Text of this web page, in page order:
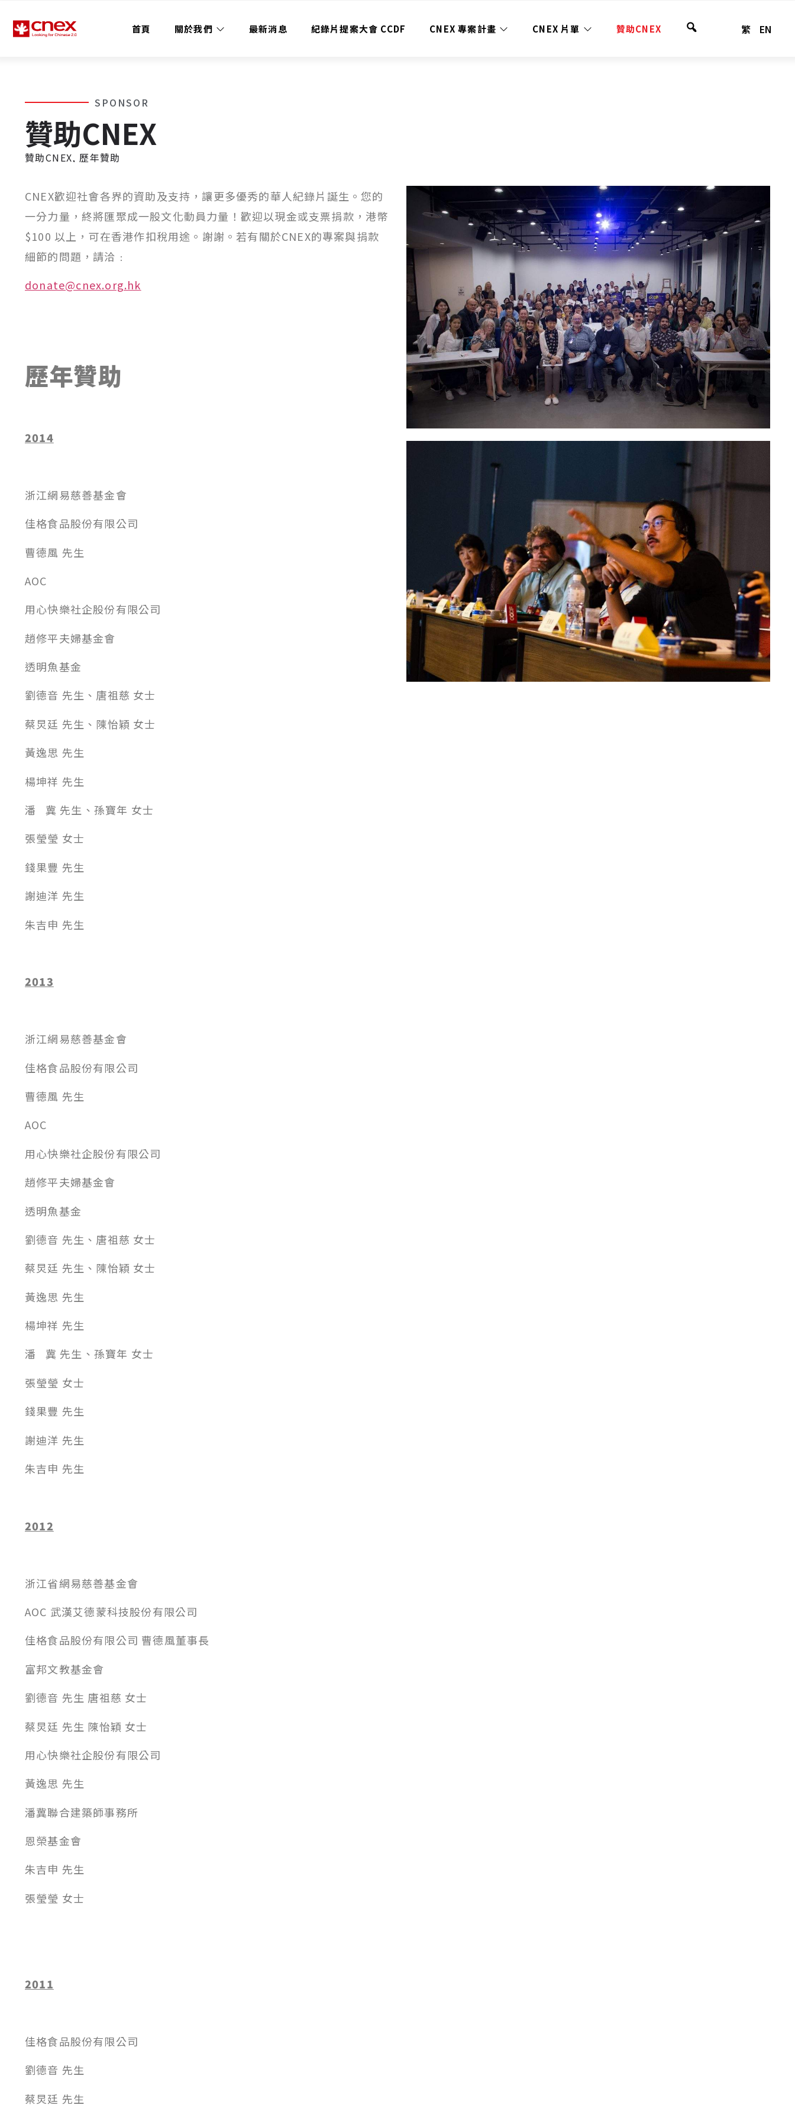
首頁 關於我們 最新消息 紀錄片提案大會 CCDF CNEX 專案計畫 CNEX 片單 贊助CNEX
全
繁 EN
SPONSOR
贊助CNEX
贊助CNEX, 歷年贊助
CNEX歡迎社會各界的資助及支持，讓更多優秀的華人紀錄片誕生。您的
一分力量，終將匯聚成一股文化動員力量！歡迎以現金或支票捐款，港幣
$100 以上，可在香港作扣稅用途。謝謝。若有關於CNEX的專案與捐款
細節的問題，請洽﹕
donate@cnex.org.hk
歷年贊助
2014
浙江網易慈善基金會
佳格食品股份有限公司
曹德風 先生
AOC
用心快樂社企股份有限公司
趙修平夫婦基金會
透明魚基金
劉德音 先生、唐祖慈 女士
蔡炅廷 先生、陳怡穎 女士
黃逸思 先生
楊坤祥 先生
潘 冀 先生、孫寶年 女士
張瑩瑩 女士
錢果豐 先生
謝迪洋 先生
朱吉申 先生
2013
浙江網易慈善基金會
佳格食品股份有限公司
曹德風 先生
AOC
用心快樂社企股份有限公司
趙修平夫婦基金會
透明魚基金
劉德音 先生、唐祖慈 女士
蔡炅廷 先生、陳怡穎 女士
黃逸思 先生
楊坤祥 先生
潘 冀 先生、孫寶年 女士
張瑩瑩 女士
錢果豐 先生
謝迪洋 先生
朱吉申 先生
2012
浙江省網易慈善基金會
AOC 武漢艾德蒙科技股份有限公司
佳格食品股份有限公司 曹德風董事長
富邦文教基金會
劉德音 先生 唐祖慈 女士
蔡炅廷 先生 陳怡穎 女士
用心快樂社企股份有限公司
黃逸思 先生
潘冀聯合建築師事務所
恩榮基金會
朱吉申 先生
張瑩瑩 女士
2011
佳格食品股份有限公司
劉德音 先生
蔡炅廷 先生